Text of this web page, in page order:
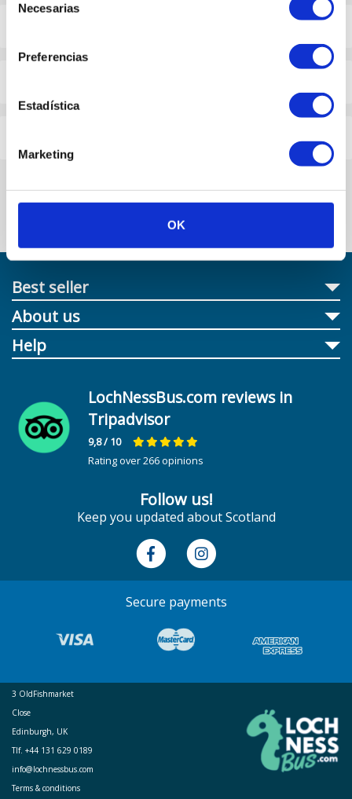
Necesarias
Preferencias
Estadística
Marketing
OK
Best seller
About us
Help
LochNessBus.com reviews in
Tripadvisor
9,8/ 10
Rating over 266 opinions
Follow us!
Keep you updated about Scotland
Secure payments
3 OldFishmarket
Close
Edinburgh, UK
Tlf. +44 131 629 0189
info@lochnessbus.com
Terms & conditions